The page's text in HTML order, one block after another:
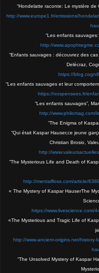
“Hondelatte raconte: Le mystère
http://www.europe1.fr/emissions/
“Les enfants
http://
“Enfants sauvages : découvrez des
Delécraz,
https://
“Les enfants sauvages et leur
https://nospensees.fr/
“Les enfants sauvages”,
http://www.philomag.com/
“The Enigma of
“Qui était Kaspar Hauser,ce jeune
Christian Brosio,
http://
“The Mysterious Life and Death of
http://mentalfloss.com/article/
« The Mystery of Kaspar HauserThe
https://www.livescience.com/
«The Mysterious and Tragic Life of
http://www.ancient-origins.net/history-
“The Unsolved Mystery of Kaspar